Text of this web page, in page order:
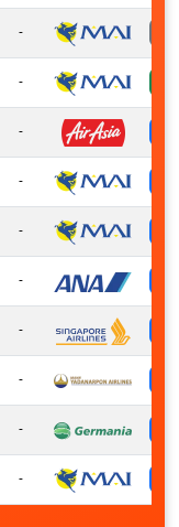
-
-
-
-
-
-
-
-
-
-